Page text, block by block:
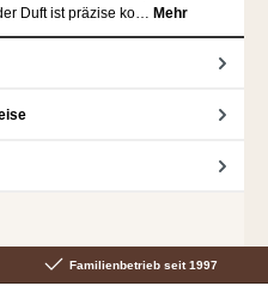
Duft ist präzise ko… Mehr
Familienbetrieb seit 1997